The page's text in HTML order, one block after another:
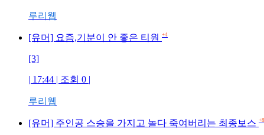
루리웹
[유머] 요즘,기분이 안 좋은 티원 +4
[3]
| 17:44 | 조회 0 |
루리웹
[유머] 주인공 스승을 가지고 놀다 죽여버리는 최종보스 +8